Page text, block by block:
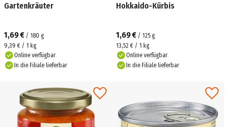
Gartenkräuter
1,69 € / 180 g
9,39 € / 1 kg
Online verfügbar
In die Filiale lieferbar
Hokkaido-Kürbis
1,69 € / 125 g
13,52 € / 1 kg
Online verfügbar
In die Filiale lieferbar